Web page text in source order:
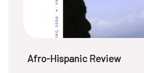
News title:
Afro-Hispanic Review